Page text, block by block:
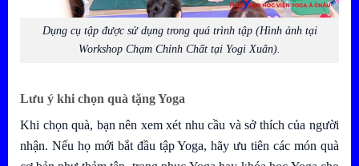
Dụng cụ tập được sử dụng trong quá trình tập (Hình ảnh tại
Workshop Chạm Chỉnh Chất tại Yogi Xuân).
Lưu ý khi chọn quà tặng Yoga
Khi chọn quà, bạn nên xem xét nhu cầu và sở thích của người
nhận. Nếu họ mới bắt đầu tập Yoga, hãy ưu tiên các món quà